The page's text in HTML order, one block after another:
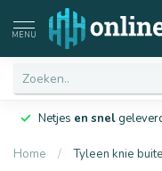
MENU
Netjes en snel
Home / Tyleen knie